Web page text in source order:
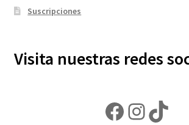
Suscripciones
Visita nuestras redes
Facebook